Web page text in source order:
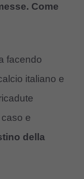
Come
facendo
italiano e
e
della